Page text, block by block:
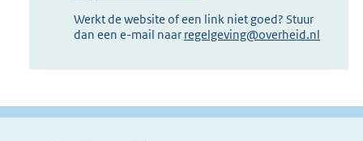
Werkt de website of een link niet goed? Stuur
dan een e-mail naar regelgeving@overheid.nl